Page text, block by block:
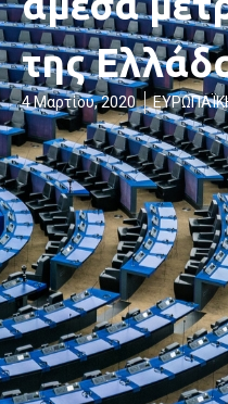
της
4 Μαρτίου, 2020